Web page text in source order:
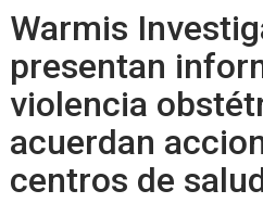
Warmis
presentan
violencia
acuerdan
centros de